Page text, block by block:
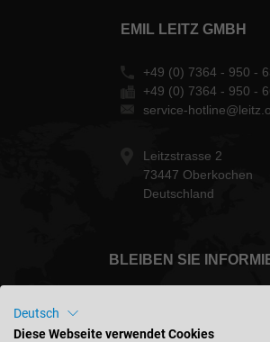
EMIL LEITZ GMBH
+49 (0) 7364 - 950 -
+49 (0) 7364 - 950 -
service-
Leitzstrasse 2
73447 Oberkochen
Deutschland
BLEIBEN SIE
Deutsch
Diese Webseite verwendet Cookies